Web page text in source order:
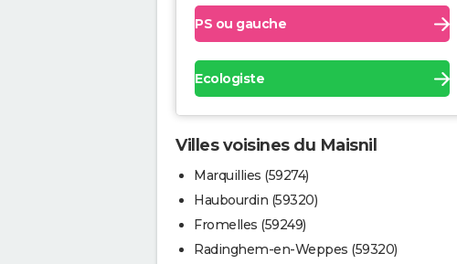
PS ou gauche
Ecologiste
Villes voisines du Maisnil
Marquillies (59274)
Haubourdin (59320)
Fromelles (59249)
Radinghem-en-Weppes (59320)